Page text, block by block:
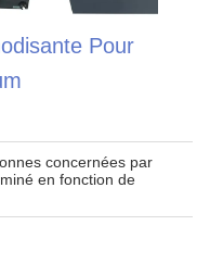
Pour
concernées par
en fonction de